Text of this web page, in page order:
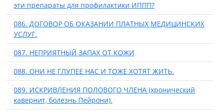
эти препараты для профилактики ИППП?
086. ДОГОВОР ОБ ОКАЗАНИИ ПЛАТНЫХ МЕДИЦИНСКИХ
УСЛУГ.
087. НЕПРИЯТНЫЙ ЗАПАХ ОТ КОЖИ
088. ОНИ НЕ ГЛУПЕЕ НАС И ТОЖЕ ХОТЯТ ЖИТЬ.
089. ИСКРИВЛЕНИЯ ПОЛОВОГО ЧЛЕНА (хронический
кавернит, болезнь Пейрони).